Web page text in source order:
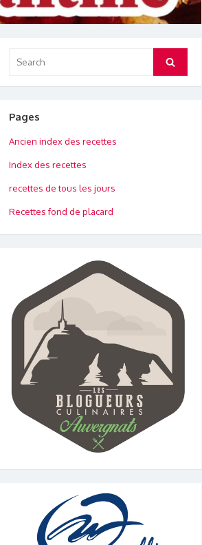
for:
Search
Pages
Ancien index des recettes
Index des recettes
recettes de tous les jours
Recettes fond de placard